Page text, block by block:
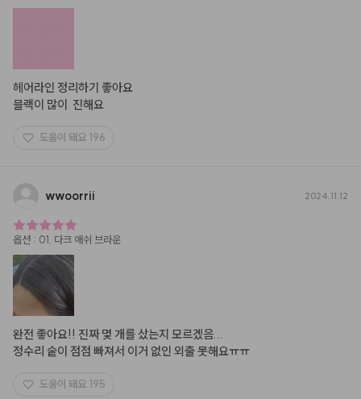
헤어라인 정리하기 좋아요
블랙이 많이  진해요
도움이 돼요 196
wwoorrii 2024.11.12
옵션 : 01. 다크 애쉬 브라운
완전 좋아요!! 진짜 몇 개를 샀는지 모르겠음...
정수리 숱이 점점 빠져서 이거 없인 외출 못해요ㅠㅠ
도움이 돼요 195